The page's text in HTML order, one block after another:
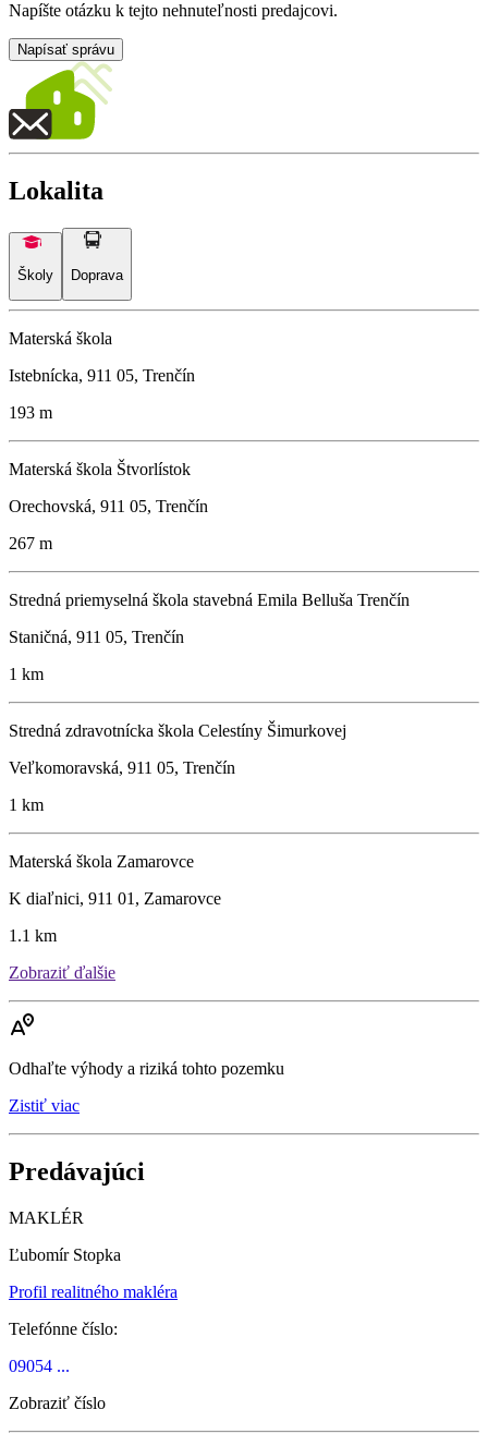
Napíšte otázku k tejto nehnuteľnosti predajcovi.
Napísať správu
Lokalita
Školy Doprava
Materská škola
Istebnícka, 911 05, Trenčín
193 m
Materská škola Štvorlístok
Orechovská, 911 05, Trenčín
267 m
Stredná priemyselná škola stavebná Emila Belluša Trenčín
Staničná, 911 05, Trenčín
1 km
Stredná zdravotnícka škola Celestíny Šimurkovej
Veľkomoravská, 911 05, Trenčín
1 km
Materská škola Zamarovce
K diaľnici, 911 01, Zamarovce
1.1 km
Zobraziť ďalšie
Odhaľte výhody a riziká tohto pozemku
Zistiť viac
Predávajúci
MAKLÉR
Ľubomír Stopka
Profil realitného makléra
Telefónne číslo:
09054 ...
Zobraziť číslo